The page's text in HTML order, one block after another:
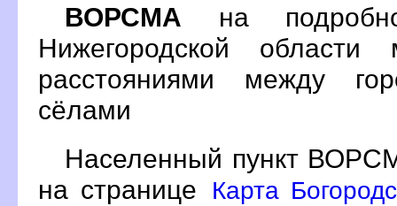
ОРСМА на
Нижегородской
расстояниями между
сёлами
Населенный пункт
на странице
Карта